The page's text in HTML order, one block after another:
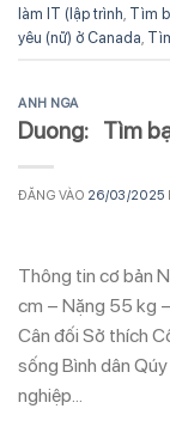
làm IT (lập trình Tìm
yêu (nữ) ở Canada
ANH NGA
Duong: Tìm
ĐĂNG VÀO 26/03/2025
Thông tin cơ bản
cm – Nặng 55 kg
Cân đối Sở thích
sống Bình dân
nghiệp…